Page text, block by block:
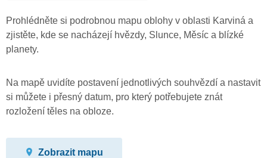
Prohlédněte si podrobnou mapu oblohy v oblasti Karviná a
zjistěte, kde se nacházejí hvězdy, Slunce, Měsíc a blízké
planety.
Na mapě uvidíte postavení jednotlivých souhvězdí a nastavit
si můžete i přesný datum, pro který potřebujete znát
rozložení těles na obloze.
Zobrazit mapu